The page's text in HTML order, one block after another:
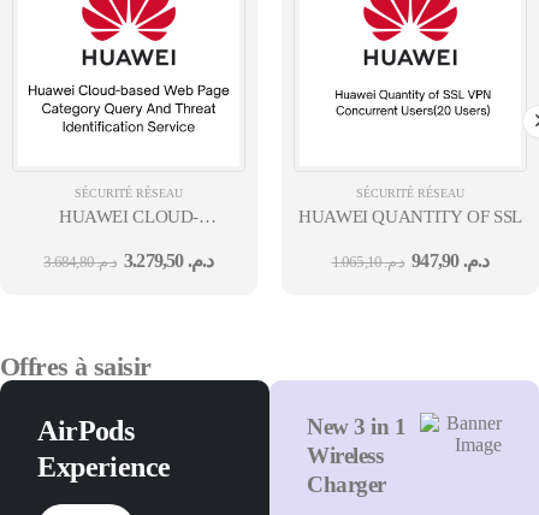
SÉCURITÉ RÉSEAU
HUAWEI CLOUD-
د.م.3.684,80 د.م.3.279,50
SÉCURITÉ RÉSEAU
HUAWEI QUANTITY OF SSL
د.م.1.065,10 د.م.947,90
Offres à saisir
AirPods
Experience
New 3 in 1
Wireless
Charger